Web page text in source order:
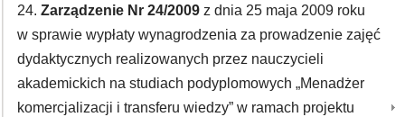
24. Zarządzenie Nr 24/2009 z dnia 25 maja 2009 roku
w sprawie wypłaty wynagrodzenia za prowadzenie zajęć
dydaktycznych realizowanych przez nauczycieli
akademickich na studiach podyplomowych „Menadżer
komercjalizacji i transferu wiedzy” w ramach projektu